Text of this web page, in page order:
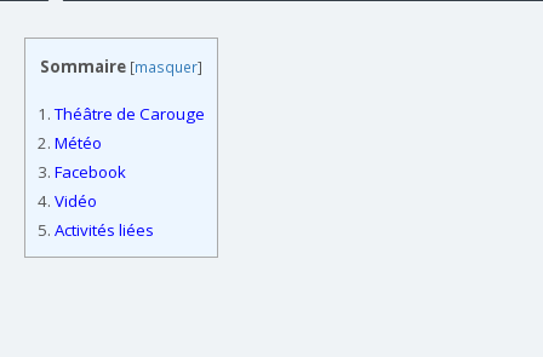
Sommaire [masquer]
1.Théâtre de Carouge
2. Météo
3. Facebook
4. Vidéo
5. Activités liées